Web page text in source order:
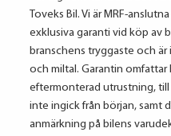
Toveks Bil. Vi är MRF-
exklusiva garanti vid köp av
branschens tryggaste och
och miltal. Garantin omfattar
eftermonterad utrustning,
inte ingick från början, samt
anmärkning på bilens